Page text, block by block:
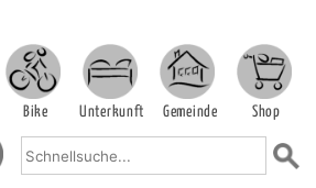
Bike Unterkunft Gemeinde Shop